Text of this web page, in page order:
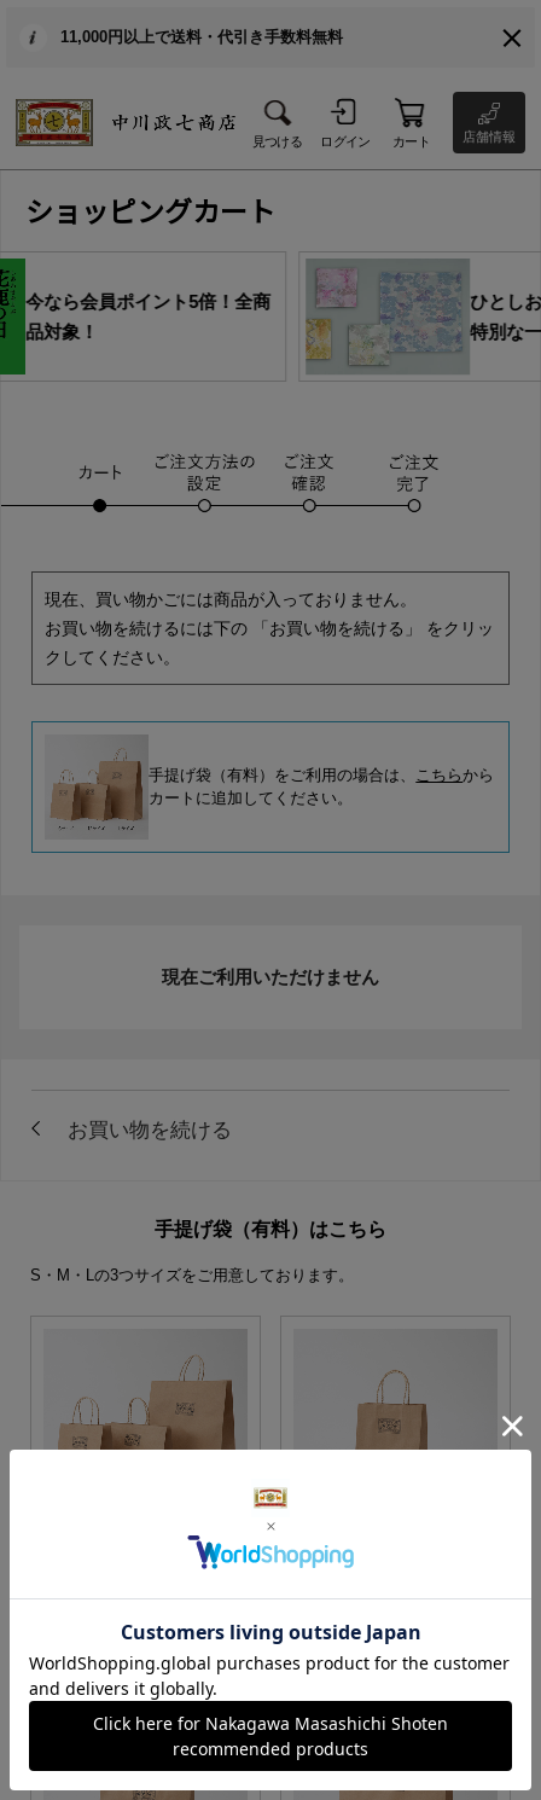
11,000円以上で送料・代引き手数料無料
見つける ログイン カート 店舗情報
ショッピングカート
5倍！全商
ひとしおの、一枚。31年目の
特別な一枚。
現在、買い物かごには商品が入っておりません。
お買い物を続けるには下の 「お買い物を続ける」 をクリッ
クしてください。
手提げ袋（有料）をご利用の場合は、 こちらから
カートに追加してください。
現在ご利用いただけません
手提げ袋（有料）はこちら
S・M・Lの3つサイズをご用意しております。
S・M・Lサイズより当店に
カートに入れる
Sサイズ
カートに入れる